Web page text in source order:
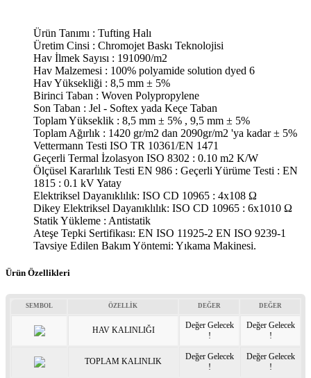
Ürün Tanımı : Tufting Halı
Üretim Cinsi : Chromojet Baskı Teknolojisi
Hav İlmek Sayısı : 191090/m2
Hav Malzemesi : 100% polyamide solution dyed 6
Hav Yüksekliği : 8,5 mm ± 5%
Birinci Taban : Woven Polypropylene
Son Taban : Jel - Softex yada Keçe Taban
Toplam Yükseklik : 8,5 mm ± 5% , 9,5 mm ± 5%
Toplam Ağırlık : 1420 gr/m2 dan 2090gr/m2 'ya kadar ± 5%
Vettermann Testi ISO TR 10361/EN 1471
Geçerli Termal İzolasyon ISO 8302 : 0.10 m2 K/W
Ölçüsel Kararlılık Testi EN 986 : Geçerli Yürüme Testi : EN
1815 : 0.1 kV Yatay
Elektriksel Dayanıklılık: ISO CD 10965 : 4x108 Ω
Dikey Elektriksel Dayanıklılık: ISO CD 10965 : 6x1010 Ω
Statik Yükleme : Antistatik
Ateşe Tepki Sertifikası: EN ISO 11925-2 EN ISO 9239-1
Tavsiye Edilen Bakım Yöntemi: Yıkama Makinesi.
Ürün Özellikleri
SEMBOL ÖZELLİK DEĞER DEĞER
HAV KALINLIĞI
Değer Gelecek
!
Değer Gelecek
!
TOPLAM KALINLIK
Değer Gelecek
!
Değer Gelecek
!